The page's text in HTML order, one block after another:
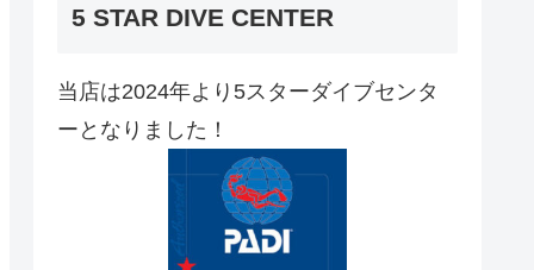
5 STAR DIVE CENTER
当店は2024年より5スターダイブセンタ
ーとなりました！